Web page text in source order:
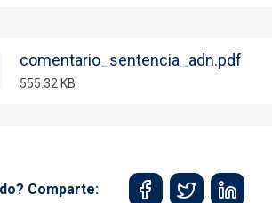
comentario_sentencia_adn.pdf
555.32 KB
Comparte: